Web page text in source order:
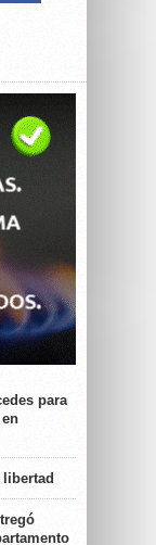
para
libertad